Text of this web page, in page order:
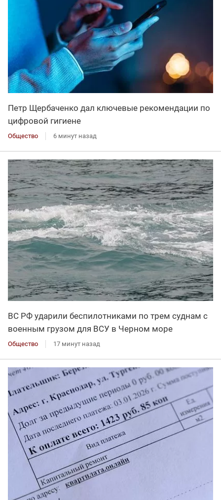
Петр Щербаченко дал ключевые рекомендации по
цифровой гигиене
Общество 6 минут назад
ВС РФ ударили беспилотниками по трем суднам с
военным грузом для ВСУ в Черном море
Общество 17 минут назад